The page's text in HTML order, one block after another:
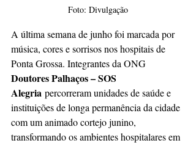
Foto: Divulgação
A última semana de junho foi marcada por
música, cores e sorrisos nos hospitais de
Ponta Grossa. Integrantes da ONG
Doutores Palhaços – SOS
Alegria percorreram unidades de saúde e
instituições de longa permanência da cidade
com um animado cortejo junino,
transformando os ambientes hospitalares em